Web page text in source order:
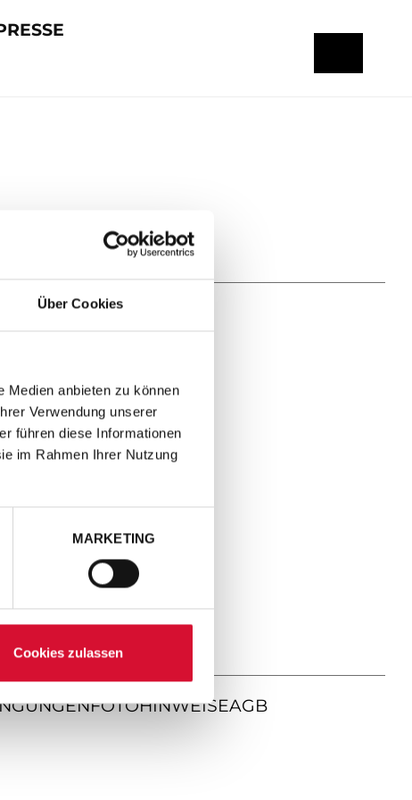
Über Cookies
Medien anbieten zu können
Verwendung unserer
führen diese Informationen
im Rahmen Ihrer Nutzung
MARKETING
Cookies zulassen
FOTOHINWEISEAGB